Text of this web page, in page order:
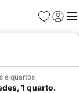
Favoritos
Iniciar
e quartos
1 quarto.